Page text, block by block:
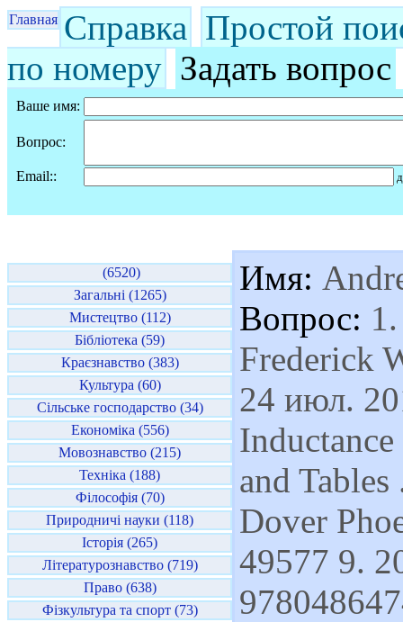
Главная Справка Простой
по номеру Задать вопрос
Ваше имя:
Вопрос:
Email::
(6520)
Загальні (1265)
Мистецтво (112)
Бібліотека (59)
Краєзнавство (383)
Культура (60)
Сільське господарство (34)
Економіка (556)
Мовознавство (215)
Техніка (188)
Філософія (70)
Природничі науки (118)
Історія (265)
Літературознавство (719)
Право (638)
Фізкультура та спорт (73)
Имя:
Вопрос:
Frederick
24 июл.
and
Dover
49577 9.